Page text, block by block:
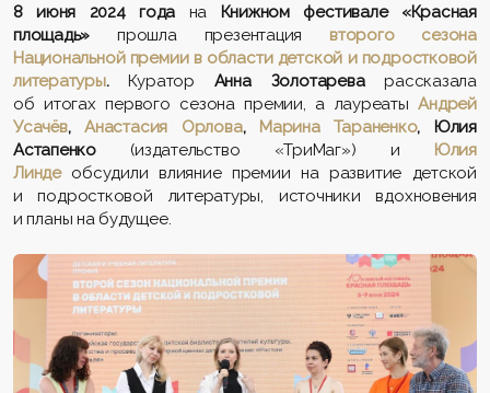
8 июня 2024 года на Книжном фестивале «Красная
площадь»прошла презентация второго сезона
Национальной премии в области детской и подростковой
литературы.Куратор Анна Золотареварассказала
об итогах первого сезона премии, а лауреатыАндрей
Усачёв,Анастасия Орлова, Марина Тараненко,
Юлия
Астапенко(издательство «ТриМаг») и Юлия
Линдеобсудили влияние премии на развитие детской
и подростковой литературы, источники вдохновения
и планы на будущее.